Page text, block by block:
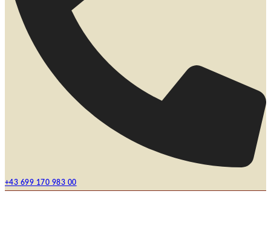
+43 699 170 983 00